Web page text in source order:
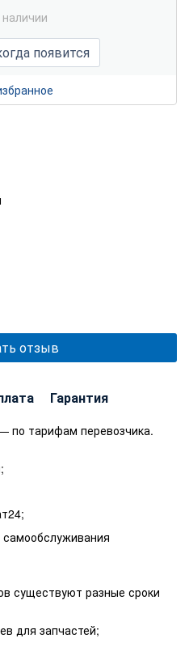
появится
отзыв
Гарантия
по тарифам перевозчика.
существуют разные сроки
для запчастей;